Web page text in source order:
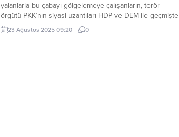
yalanlarla bu çabayı gölgelemeye çalışanların, terör
örgütü PKK’nın siyasi uzantıları HDP ve DEM ile geçmişte
defalarca ittifak kurmuş ve iş birliği yapmış çevreler
olması sizce de şaşırtıcı değil mi? Müsavat Dervişoğlu, iki
23 Ağustos 2025 09:20 0